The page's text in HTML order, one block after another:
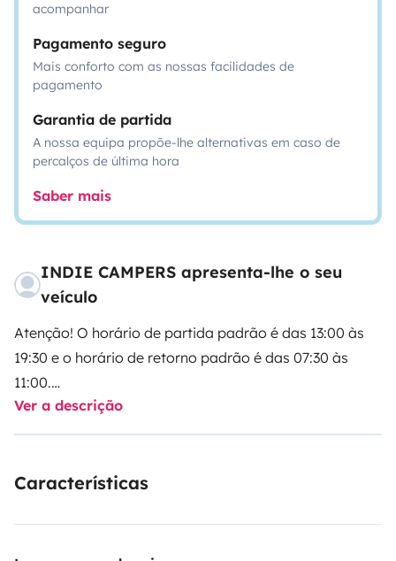
acompanhar
Pagamento seguro
Mais conforto com as nossas facilidades de
pagamento
Garantia de partida
A nossa equipa propõe-lhe alternativas em caso de
percalços de última hora
Saber mais
INDIE CAMPERS apresenta-lhe o seu
veículo
Atenção! O horário de partida padrão é das 13:00 às
19:30 e o horário de retorno padrão é das 07:30 às
11:00.
Selecione os seus horários de partida e retorno
diretamente com o nosso parceiro Indie Campers.
A Indie Campers oferece um serviço de transporte de
horário comercial, o transporte é gratuito. Caso esses
Ver a descrição
Características